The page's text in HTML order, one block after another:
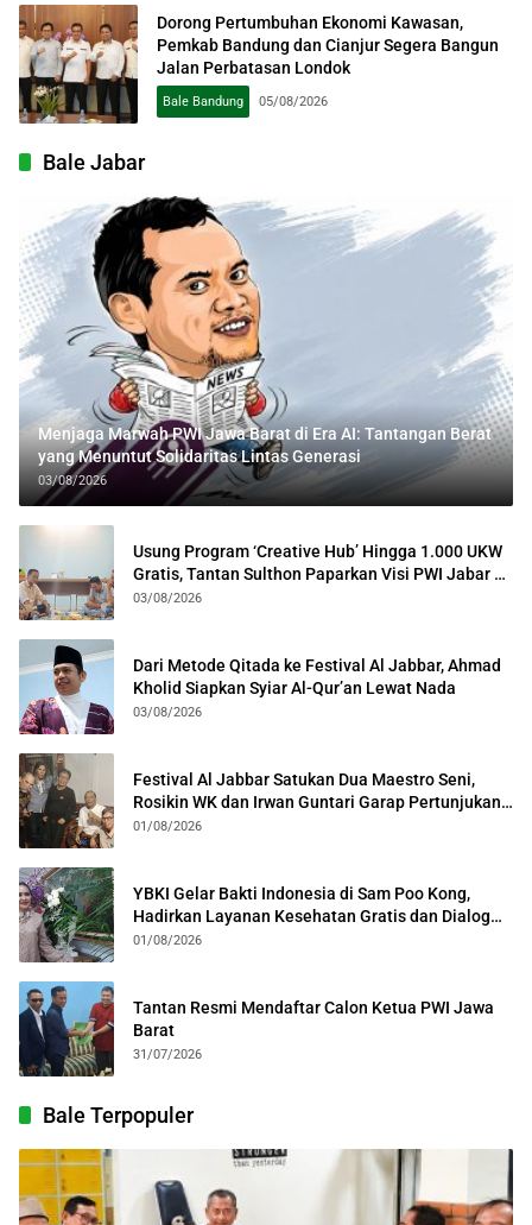
Dorong Pertumbuhan Ekonomi Kawasan,
Pemkab Bandung dan Cianjur Segera Bangun
Jalan Perbatasan Londok
Bale Bandung 05/08/2026
Bale Jabar
Menjaga Marwah PWI Jawa Barat di Era AI: Tantangan Berat
yang Menuntut Solidaritas Lintas Generasi
03/08/2026
Usung Program ‘Creative Hub’ Hingga 1.000 UKW
Gratis, Tantan Sulthon Paparkan Visi PWI Jabar di
Kota Bogor
03/08/2026
Dari Metode Qitada ke Festival Al Jabbar, Ahmad
Kholid Siapkan Syiar Al-Qur’an Lewat Nada
03/08/2026
Festival Al Jabbar Satukan Dua Maestro Seni,
Rosikin WK dan Irwan Guntari Garap Pertunjukan
Kolosal
01/08/2026
YBKI Gelar Bakti Indonesia di Sam Poo Kong,
Hadirkan Layanan Kesehatan Gratis dan Dialog
Kebangsaan
01/08/2026
Tantan Resmi Mendaftar Calon Ketua PWI Jawa
Barat
31/07/2026
Bale Terpopuler